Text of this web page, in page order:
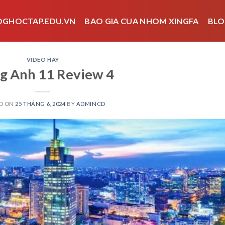
BAO GIA CUA NHOM XINGFA
VIDEO HAY
Anh 11 Review 4
ON 25 THÁNG 6, 2024 BY ADMINCD